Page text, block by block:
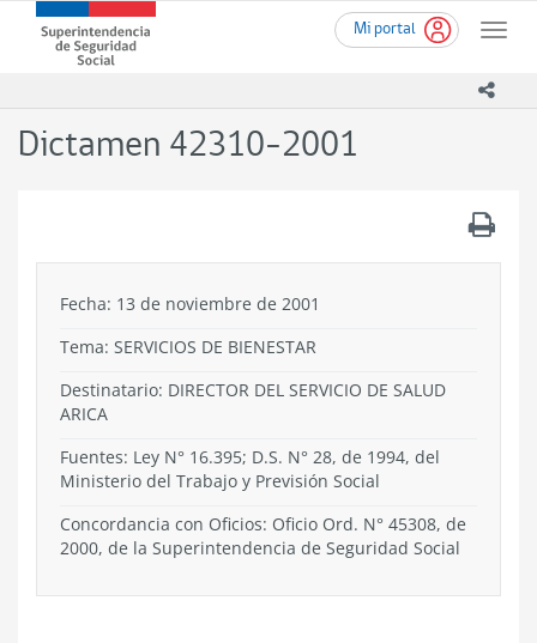
contenido
Mi portal
Toggle
Superintendencia
de
-
Dictamen 42310-2001
Fecha: 13 de noviembre de 2001
Tema: SERVICIOS DE BIENESTAR
Destinatario: DIRECTOR DEL SERVICIO DE SALUD
ARICA
Fuentes: Ley N° 16.395; D.S. N° 28, de 1994, del
Ministerio del Trabajo y Previsión Social
Concordancia con Oficios: Oficio Ord. N° 45308, de
2000, de la Superintendencia de Seguridad Social